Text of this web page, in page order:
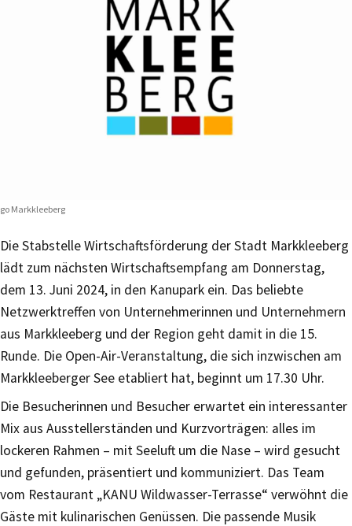
Markkleeberg
Die Stabstelle Wirtschaftsförderung der Stadt Markkleeberg
lädt zum nächsten Wirtschaftsempfang am Donnerstag,
dem 13. Juni 2024, in den Kanupark ein. Das beliebte
Netzwerktreffen von Unternehmerinnen und Unternehmern
aus Markkleeberg und der Region geht damit in die 15.
Runde. Die Open-Air-Veranstaltung, die sich inzwischen am
Markkleeberger See etabliert hat, beginnt um 17.30 Uhr.
Die Besucherinnen und Besucher erwartet ein interessanter
Mix aus Ausstellerständen und Kurzvorträgen: alles im
lockeren Rahmen – mit Seeluft um die Nase – wird gesucht
und gefunden, präsentiert und kommuniziert. Das Team
vom Restaurant „KANU Wildwasser-Terrasse“ verwöhnt die
Gäste mit kulinarischen Genüssen. Die passende Musik